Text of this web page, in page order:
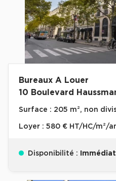
Bureaux A Louer
10 Boulevard
Surface : 205 m², non
Loyer : 580 € HT/HC/m²/
Disponibilité :